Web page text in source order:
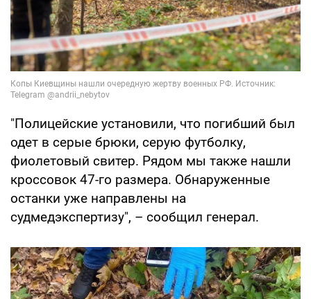
"Полицейские установили, что погибший был
одет в серые брюки, серую футболку,
фиолетовый свитер. Рядом мы также нашли
кроссовок 47-го размера. Обнаруженные
останки уже направлены на
судмедэкспертизу", – сообщил генерал.